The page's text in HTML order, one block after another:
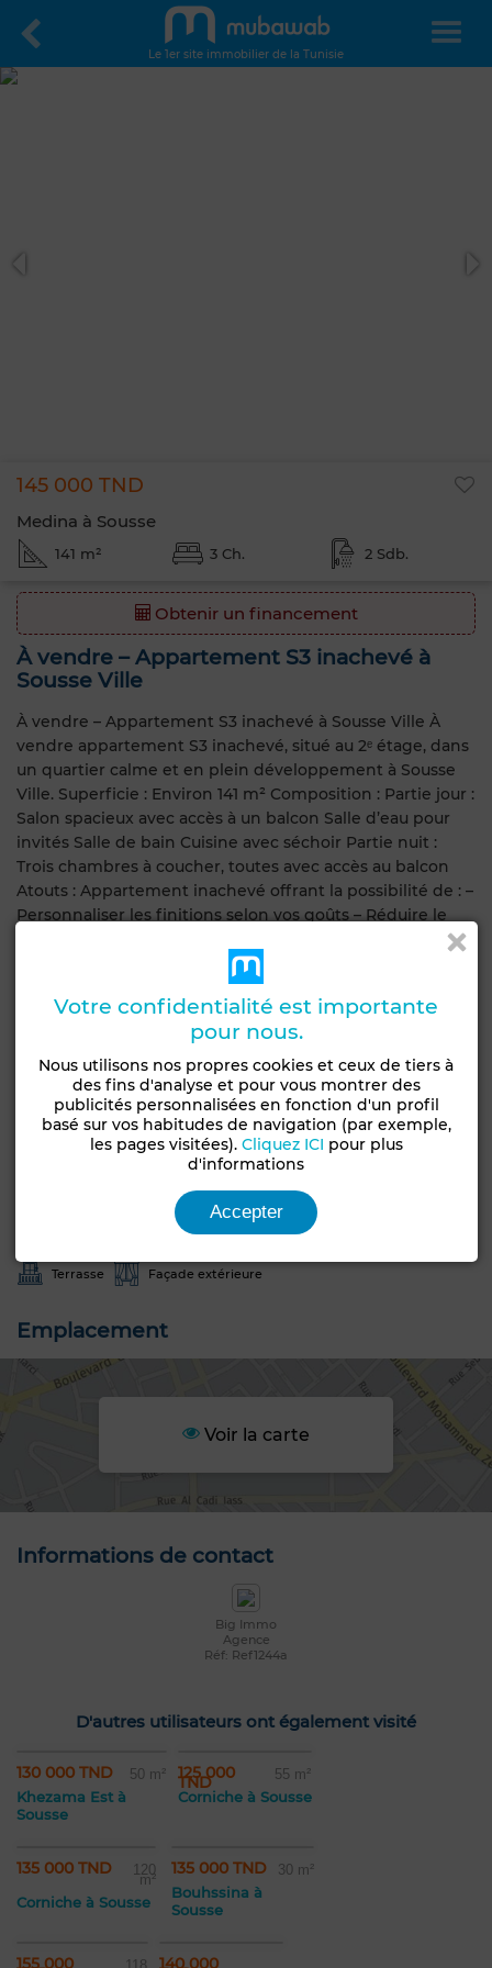
Le 1er site immobilier de la Tunisie
145 000 TND
Medina à Sousse
141 m² 3 Ch. 2 Sdb.
Obtenir un financement
À vendre – Appartement S3 inachevé à
Sousse Ville
À vendre – Appartement S3 inachevé à Sousse Ville À
vendre appartement S3 inachevé, situé au 2ᵉ étage, dans
un quartier calme et en plein développement à Sousse
Ville. Superficie : Environ 141 m² Composition : Partie jour :
Salon spacieux avec accès à un balcon Salle d’eau pour
invités Salle de bain Cuisine avec séchoir Partie nuit :
Trois chambres à coucher, toutes avec accès au balcon
Atouts : Appartement inachevé offrant la possibilité de : –
Personnaliser les finitions selon vos goûts – Réduire le
coût par rapport à un appartement clé en main – Choisir
librement les matériaux et l’aménagement intérieur
Idéal pour une habitation familiale ou un projet
d’investissement Excellent potentiel de valorisation
après achèvement Pour une visite ou plus d’informations
: 25 885 285 / 53 669 916 Agence Immobilière BIG IMMO
Caractéristiques générales
Etat
Jamais habité /
rénové
Terrasse Façade extérieure
Emplacement
Voir la carte
Informations de contact
Big Immo
Agence
Réf: Ref1244a
D'autres utilisateurs ont également visité
130 000 TND 50 m²
Khezama Est à
Sousse
125 000
TND 55 m²
Corniche à Sousse
135 000 TND 120
m²
Corniche à Sousse
135 000 TND 30 m²
Bouhssina à
Sousse
155 000 140 000
Votre confidentialité est importante
pour nous.
Nous utilisons nos propres cookies et ceux de tiers à
des fins d'analyse et pour vous montrer des
publicités personnalisées en fonction d'un profil
basé sur vos habitudes de navigation (par exemple,
les pages visitées). Cliquez ICI pour plus
d'informations
Accepter